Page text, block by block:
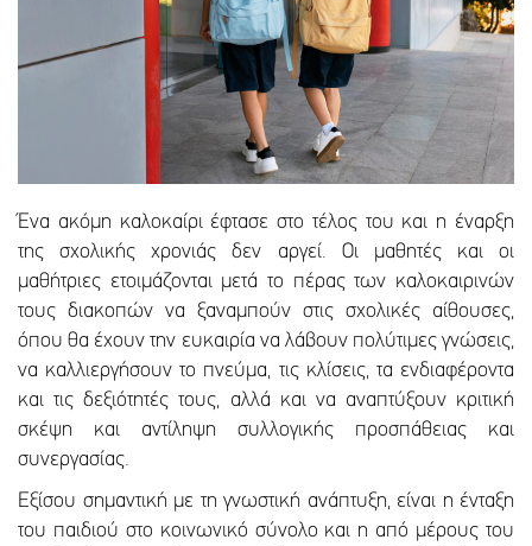
Ένα ακόμη καλοκαίρι έφτασε στο τέλος του και η έναρξη
της σχολικής χρονιάς δεν αργεί. Οι μαθητές και οι
μαθήτριες ετοιμάζονται μετά το πέρας των καλοκαιρινών
τους διακοπών να ξαναμπούν στις σχολικές αίθουσες,
όπου θα έχουν την ευκαιρία να λάβουν πολύτιμες γνώσεις,
να καλλιεργήσουν το πνεύμα, τις κλίσεις, τα ενδιαφέροντα
και τις δεξιότητές τους, αλλά και να αναπτύξουν κριτική
σκέψη και αντίληψη συλλογικής προσπάθειας και
συνεργασίας.
Εξίσου σημαντική με τη γνωστική ανάπτυξη, είναι η ένταξη
του παιδιού στο κοινωνικό σύνολο και η από μέρους του